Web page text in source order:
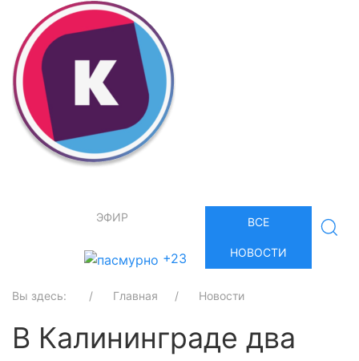
ЭФИР
+23
ВСЕ
НОВОСТИ
Вы здесь: Главная Новости
В Калининграде два